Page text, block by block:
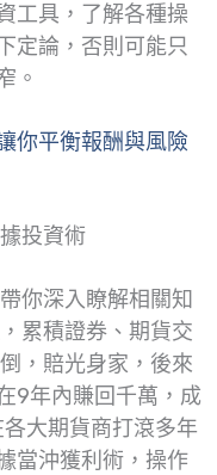
工具，了解各種操
定論，否則可能只
。
你平衡報酬與風險
投資術
你深入瞭解相關知
累積證券、期貨交
，賠光身家，後來
9年內賺回千萬，成
大期貨商打滾多年
當沖獲利術，操作